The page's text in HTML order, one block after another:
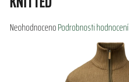
Průměrné
NeohodnocenoPodrobnosti hodnocení